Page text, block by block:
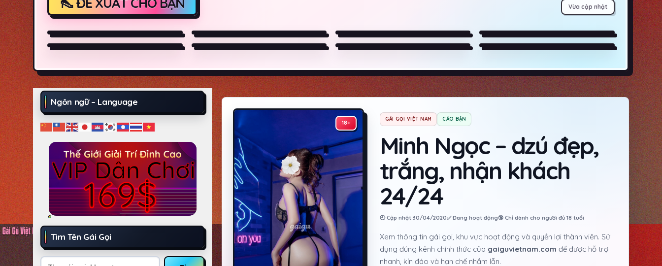
▶ Xanh Thẳm (Phần 3) (2018)
18+
GÁI GỌI VIỆT NAM CÁO BẬN
Minh Ngọc – dzú đẹp,
trắng, nhận khách
24/24
🕘 Cập nhật 30/04/2020✅ Đang hoạt động🔞 Chỉ dành cho người đủ 18 tuổi
Xem thông tin gái gọi, khu vực hoạt động và quyền lợi thành viên. Sử
dụng đúng kênh chính thức của gaiguvietnam.com để được hỗ trợ
nhanh, kín đáo và hạn chế nhầm lẫn.
Ngôn ngữ – Language
Tìm Tên Gái Gọi
Tìm